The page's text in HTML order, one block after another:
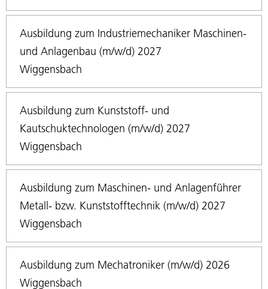
Ausbildung zum Industriemechaniker Maschinen-
und Anlagenbau (m/w/d) 2027
Wiggensbach
Ausbildung zum Kunststoff- und
Kautschuktechnologen (m/w/d) 2027
Wiggensbach
Ausbildung zum Maschinen- und Anlagenführer
Metall- bzw. Kunststofftechnik (m/w/d) 2027
Wiggensbach
Ausbildung zum Mechatroniker (m/w/d) 2026
Wiggensbach